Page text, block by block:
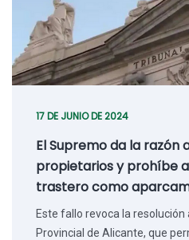
17 DE JUNIO DE 2024
El Supremo da la razón
propietarios y prohíbe
trastero como
Este fallo revoca la
Provincial de Alicante, que